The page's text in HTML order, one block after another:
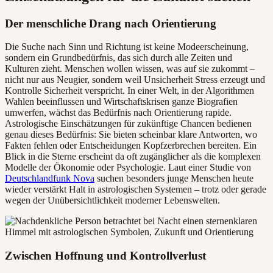
Der menschliche Drang nach Orientierung
Die Suche nach Sinn und Richtung ist keine Modeerscheinung,
sondern ein Grundbedürfnis, das sich durch alle Zeiten und
Kulturen zieht. Menschen wollen wissen, was auf sie zukommt –
nicht nur aus Neugier, sondern weil Unsicherheit Stress erzeugt und
Kontrolle Sicherheit verspricht. In einer Welt, in der Algorithmen
Wahlen beeinflussen und Wirtschaftskrisen ganze Biografien
umwerfen, wächst das Bedürfnis nach Orientierung rapide.
Astrologische Einschätzungen für zukünftige Chancen bedienen
genau dieses Bedürfnis: Sie bieten scheinbar klare Antworten, wo
Fakten fehlen oder Entscheidungen Kopfzerbrechen bereiten. Ein
Blick in die Sterne erscheint da oft zugänglicher als die komplexen
Modelle der Ökonomie oder Psychologie. Laut einer Studie von
Deutschlandfunk Nova suchen besonders junge Menschen heute
wieder verstärkt Halt in astrologischen Systemen – trotz oder gerade
wegen der Unübersichtlichkeit moderner Lebenswelten.
Zwischen Hoffnung und Kontrollverlust